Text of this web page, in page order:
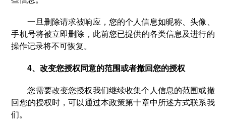
一旦删除请求被响应，您的个人信息如昵称、头像、
手机号将被立即删除，此前您已提供的各类信息及进行的
操作记录将不可恢复。
4、改变您授权同意的范围或者撤回您的授权
您需要改变您授权我们继续收集个人信息的范围或撤
回您的授权时，可以通过本政策第十章中所述方式联系我
们。